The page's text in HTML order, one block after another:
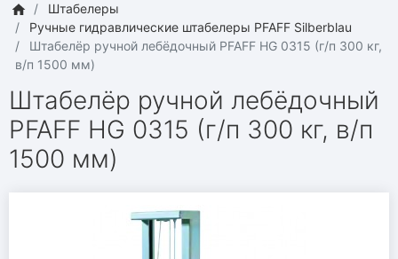
Штабелеры
Ручные гидравлические штабелеры PFAFF Silberblau
Штабелёр ручной лебёдочный PFAFF HG 0315 (г/п 300 кг,
в/п 1500 мм)
Штабелёр ручной лебёдочный
PFAFF HG 0315 (г/п 300 кг, в/п
1500 мм)